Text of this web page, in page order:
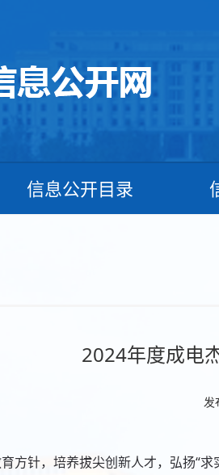
信息公开目录
2024年度成电
发
方针，培养拔尖创新人才，弘扬“